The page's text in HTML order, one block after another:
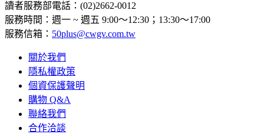
讀者服務部電話：(02)2662-0012
服務時間：週一 ~ 週五 9:00～12:30；13:30～17:00
服務信箱： 50plus@cwgv.com.tw
關於我們
隱私權政策
個資保護聲明
購物 Q&A
聯絡我們
合作洽談